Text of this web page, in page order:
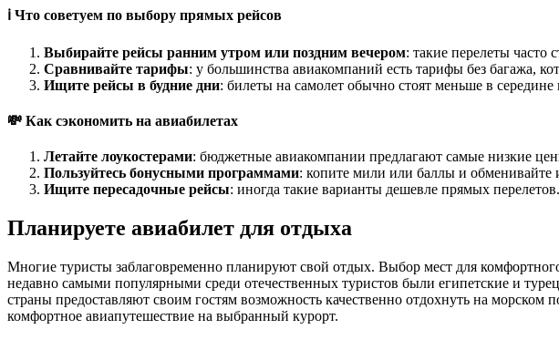
ℹ️ Что советуем по выбору прямых рейсов
Выбирайте рейсы ранним утром или поздним вечером: такие перелеты часто
Сравнивайте тарифы: у большинства авиакомпаний есть тарифы без багажа,
Ищите рейсы в будние дни: билеты на самолет обычно стоят меньше в середине
💸 Как сэкономить на авиабилетах
Летайте лоукостерами: бюджетные авиакомпании предлагают самые низкие
Пользуйтесь бонусными программами: копите мили или баллы и обменивайте
Ищите пересадочные рейсы: иногда такие варианты дешевле прямых перелетов.
Планируете авиабилет для отдыха
Многие туристы заблаговременно планируют свой отдых. Выбор мест для
недавно самыми популярными среди отечественных туристов были египетские и
страны предоставляют своим гостям возможность качественно отдохнуть на
комфортное авиапутешествие на выбранный курорт.